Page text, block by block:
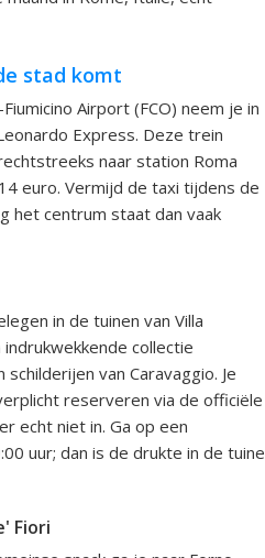
stad komt
Airport (FCO) neem je in
Express. Deze trein
naar station Roma
euro. Vermijd de taxi tijdens de
het centrum staat dan vaak
in de tuinen van Villa
collectie
van Caravaggio. Je
reserveren via de officiële
echt niet in. Ga op een
uur; dan is de drukte in de
Fiori